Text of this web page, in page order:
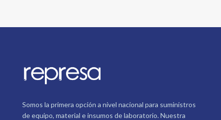
Somos la primera opción a nivel nacional para suministros
de equipo, material e insumos de laboratorio. Nuestra